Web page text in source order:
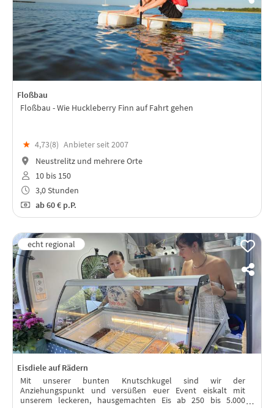
Floßbau
Floßbau - Wie Huckleberry Finn auf Fahrt gehen
★ 4,73(8) Anbieter seit 2007
Neustrelitz und mehrere Orte
10 bis 150
3,0 Stunden
ab60 € p.P.
Eisdiele auf Rädern
Mit unserer bunten Knutschkugel sind wir der
Anziehungspunkt und versüßen euer Event eiskalt mit
unserem leckeren, hausgemachten Eis ab 250 bis 5.000